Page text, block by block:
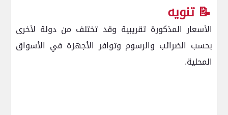
📝 تنويه
الأسعار المذكورة تقريبية وقد تختلف من دولة لأخرى
بحسب الضرائب والرسوم وتوافر الأجهزة في الأسواق
المحلية.